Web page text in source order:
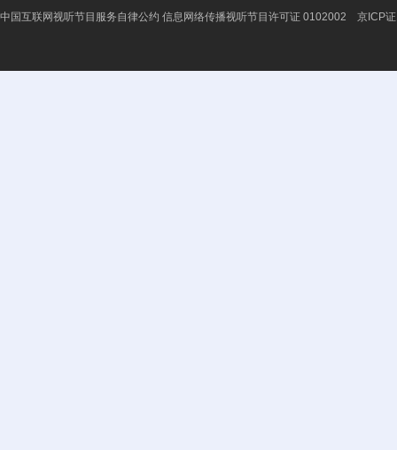
中国互联网视听节目服务自律公约 信息网络传播视听节目许可证 0102002 京ICP